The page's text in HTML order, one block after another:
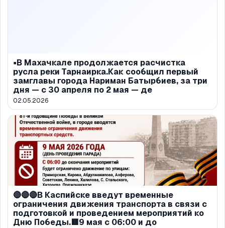
▪️В Махачкале продолжается расчистка
русла реки Тарнаирка.Как сообщил первый
замглавы города Нариман Батырбиев, за три
дня — с 30 апреля по 2 мая — де
02.05.2026
🔴🔴🔴В Каспийске введут временные
ограничения движения транспорта в связи с
подготовкой и проведением мероприятий ко
Дню Победы.🟥9 мая с 06:00 и до